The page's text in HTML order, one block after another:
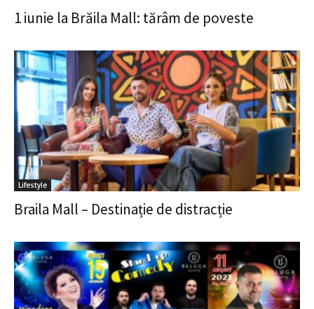
1 iunie la Brăila Mall: tărâm de poveste
Lifestyle
Braila Mall – Destinație de distracție